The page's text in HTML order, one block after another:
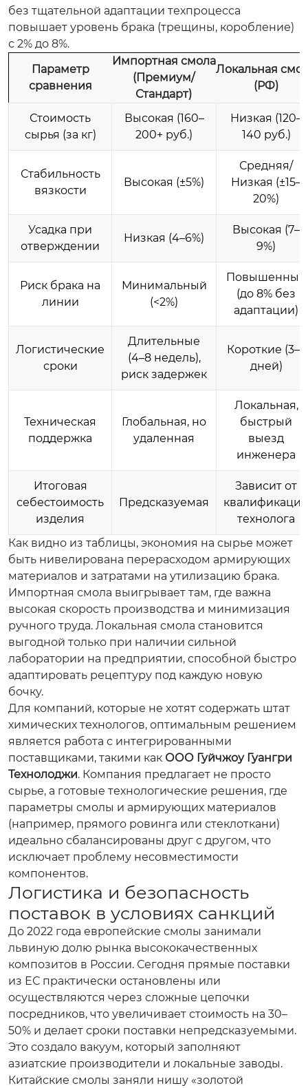
без тщательной адаптации техпроцесса
повышает уровень брака (трещины, коробление)
с 2% до 8%.
Параметр
сравнения
Импортная смола
(Премиум/
Стандарт)
Локальная
(РФ)
Стоимость
сырья (за кг)
Высокая (160–
200+ руб.)
Низкая (120–
140 руб.)
Стабильность
вязкости
Высокая (±5%)
Средняя/
Низкая (±15–
20%)
Усадка при
отверждении
Низкая (4–6%)
Высокая (7–
9%)
Риск брака на
линии
Минимальный
(<2%)
Повышенный
(до 8% без
адаптации)
Логистические
сроки
Длительные
(4–8 недель),
риск задержек
Короткие (3–7
дней)
Техническая
поддержка
Глобальная, но
удаленная
Локальная,
быстрый
выезд
инженера
Итоговая
себестоимость
изделия
Предсказуемая
Зависит от
квалификации
технолога
Как видно из таблицы, экономия на сырье может
быть нивелирована перерасходом армирующих
материалов и затратами на утилизацию брака.
Импортная смола выигрывает там, где важна
высокая скорость производства и минимизация
ручного труда. Локальная смола становится
выгодной только при наличии сильной
лаборатории на предприятии, способной быстро
адаптировать рецептуру под каждую новую
бочку.
Для компаний, которые не хотят содержать штат
химических технологов, оптимальным решением
является работа с интегрированными
поставщиками, такими как ООО Гуйчжоу Гуангри
Технолоджи. Компания предлагает не просто
сырье, а готовые технологические решения, где
параметры смолы и армирующих материалов
(например, прямого ровинга или стеклоткани)
идеально сбалансированы друг с другом, что
исключает проблему несовместимости
компонентов.
Логистика и безопасность
поставок в условиях санкций
До 2022 года европейские смолы занимали
львиную долю рынка высококачественных
композитов в России. Сегодня прямые поставки
из ЕС практически остановлены или
осуществляются через сложные цепочки
посредников, что увеличивает стоимость на 30–
50% и делает сроки поставки непредсказуемыми.
Это создало вакуум, который заполняют
азиатские производители и локальные заводы.
Китайские смолы заняли нишу «золотой